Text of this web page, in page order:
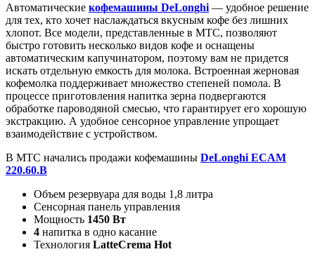
Автоматические кофемашины DeLonghi — удобное решение
для тех, кто хочет наслаждаться вкусным кофе без лишних
хлопот. Все модели, представленные в МТС, позволяют
быстро готовить несколько видов кофе и оснащены
автоматическим капучинатором, поэтому вам не придется
искать отдельную емкость для молока. Встроенная жерновая
кофемолка поддерживает множество степеней помола. В
процессе приготовления напитка зерна подвергаются
обработке пароводяной смесью, что гарантирует его хорошую
экстракцию. А удобное сенсорное управление упрощает
взаимодействие с устройством.
В МТС начались продажи кофемашины DeLonghi ECAM
220.60.B
Объем резервуара для воды 1,8 литра
Сенсорная панель управления
Мощность 1450 Вт
4 напитка в одно касание
Технология LatteCrema Hot